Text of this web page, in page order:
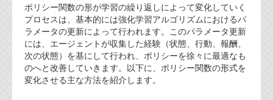
ポリシー関数の形が学習の繰り返しによって変化していく
プロセスは、基本的には強化学習アルゴリズムにおけるパ
ラメータの更新によって行われます。このパラメータ更新
には、エージェントが収集した経験（状態、行動、報酬、
次の状態）を基にして行われ、ポリシーを徐々に最適なも
のへと改善していきます。以下に、ポリシー関数の形式を
変化させる主な方法を紹介します。